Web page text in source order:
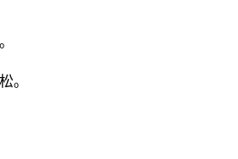
。